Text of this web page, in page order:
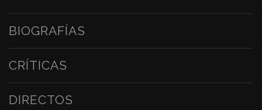
BIOGRAFÍAS
CRÍTICAS
DIRECTOS